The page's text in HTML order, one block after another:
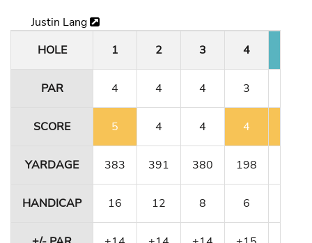
Justin Lang
HOLE
1 2 3 4
PAR 4 4 4 3
SCORE 5 4 4 4
YARDAGE 383 391 380 198
HANDICAP 16 12 8 6